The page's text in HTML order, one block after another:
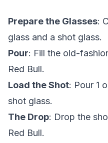
Prepare the Glasses:
glass and a shot glass.
Pour: Fill the old-
Red Bull.
Load the Shot: Pour 1
shot glass.
The Drop: Drop the
Red Bull.